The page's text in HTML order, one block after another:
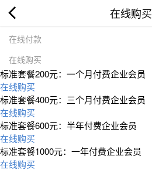
在线购买
在线付款
在线购买
标准套餐200元：一个月付费企业会员
在线购买
标准套餐400元：三个月付费企业会员
在线购买
标准套餐600元：半年付费企业会员
在线购买
标准套餐1000元：一年付费企业会员
在线购买